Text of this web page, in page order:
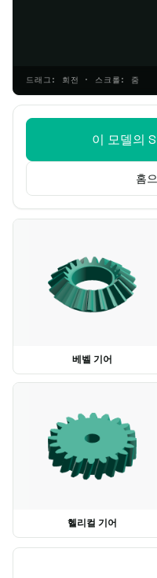
드래그: 회전 · 스크롤: 줌
이 모델의
홈
베벨 기어
헬리컬 기어